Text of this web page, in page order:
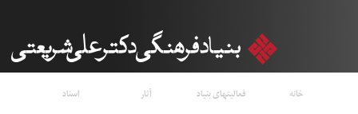
خانه فعالیتهای بنیاد آثار
اسناد